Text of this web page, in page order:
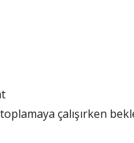
çalışırken